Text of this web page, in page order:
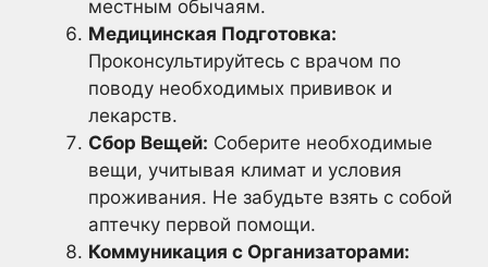
местным обычаям.
Медицинская Подготовка:
Проконсультируйтесь с врачом по
поводу необходимых прививок и
лекарств.
Сбор Вещей: Соберите необходимые
вещи, учитывая климат и условия
проживания. Не забудьте взять с собой
аптечку первой помощи.
Коммуникация с Организаторами: